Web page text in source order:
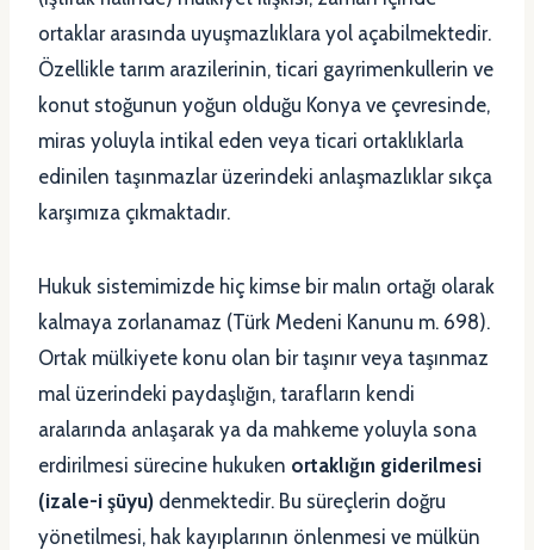
ortaklar arasında uyuşmazlıklara yol açabilmektedir.
Özellikle tarım arazilerinin, ticari gayrimenkullerin ve
konut stoğunun yoğun olduğu Konya ve çevresinde,
miras yoluyla intikal eden veya ticari ortaklıklarla
edinilen taşınmazlar üzerindeki anlaşmazlıklar sıkça
karşımıza çıkmaktadır.
Hukuk sistemimizde hiç kimse bir malın ortağı olarak
kalmaya zorlanamaz (Türk Medeni Kanunu m. 698).
Ortak mülkiyete konu olan bir taşınır veya taşınmaz
mal üzerindeki paydaşlığın, tarafların kendi
aralarında anlaşarak ya da mahkeme yoluyla sona
erdirilmesi sürecine hukuken ortaklığın giderilmesi
(izale-i şüyu) denmektedir. Bu süreçlerin doğru
yönetilmesi, hak kayıplarının önlenmesi ve mülkün